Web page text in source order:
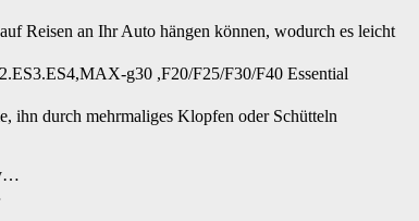
Reisen an Ihr Auto hängen können, wodurch es leicht
g30 ,F20/F25/F30/F40 Essential
ihn durch mehrmaliges Klopfen oder Schütteln